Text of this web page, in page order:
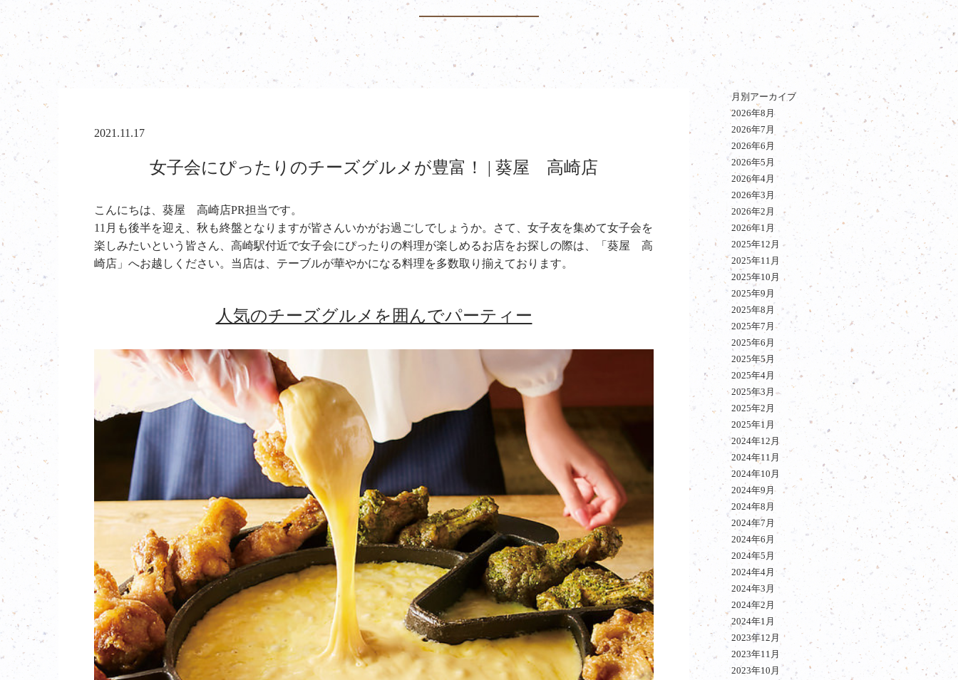
2021.11.17
女子会にぴったりのチーズグルメが豊富！ | 葵屋 高崎店
こんにちは、葵屋 高崎店PR担当です。
11月も後半を迎え、秋も終盤となりますが皆さんいかがお過ごしでしょうか。さて、女子友を集めて女子会を
楽しみたいという皆さん、高崎駅付近で女子会にぴったりの料理が楽しめるお店をお探しの際は、「葵屋 高
崎店」へお越しください。当店は、テーブルが華やかになる料理を多数取り揃えております。
人気のチーズグルメを囲んでパーティー
月別アーカイブ
2026年8月
2026年7月
2026年6月
2026年5月
2026年4月
2026年3月
2026年2月
2026年1月
2025年12月
2025年11月
2025年10月
2025年9月
2025年8月
2025年7月
2025年6月
2025年5月
2025年4月
2025年3月
2025年2月
2025年1月
2024年12月
2024年11月
2024年10月
2024年9月
2024年8月
2024年7月
2024年6月
2024年5月
2024年4月
2024年3月
2024年2月
2024年1月
2023年12月
2023年11月
2023年10月